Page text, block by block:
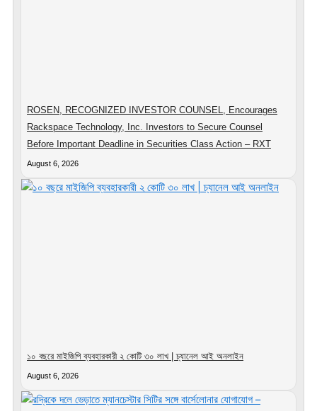
ROSEN, RECOGNIZED INVESTOR COUNSEL, Encourages
Rackspace Technology, Inc. Investors to Secure Counsel
Before Important Deadline in Securities Class Action – RXT
August 6, 2026
১০ বছরে মাইজিপি ব্যবহারকারী ২ কোটি ৩০ লাখ | চ্যানেল আই অনলাইন
August 6, 2026